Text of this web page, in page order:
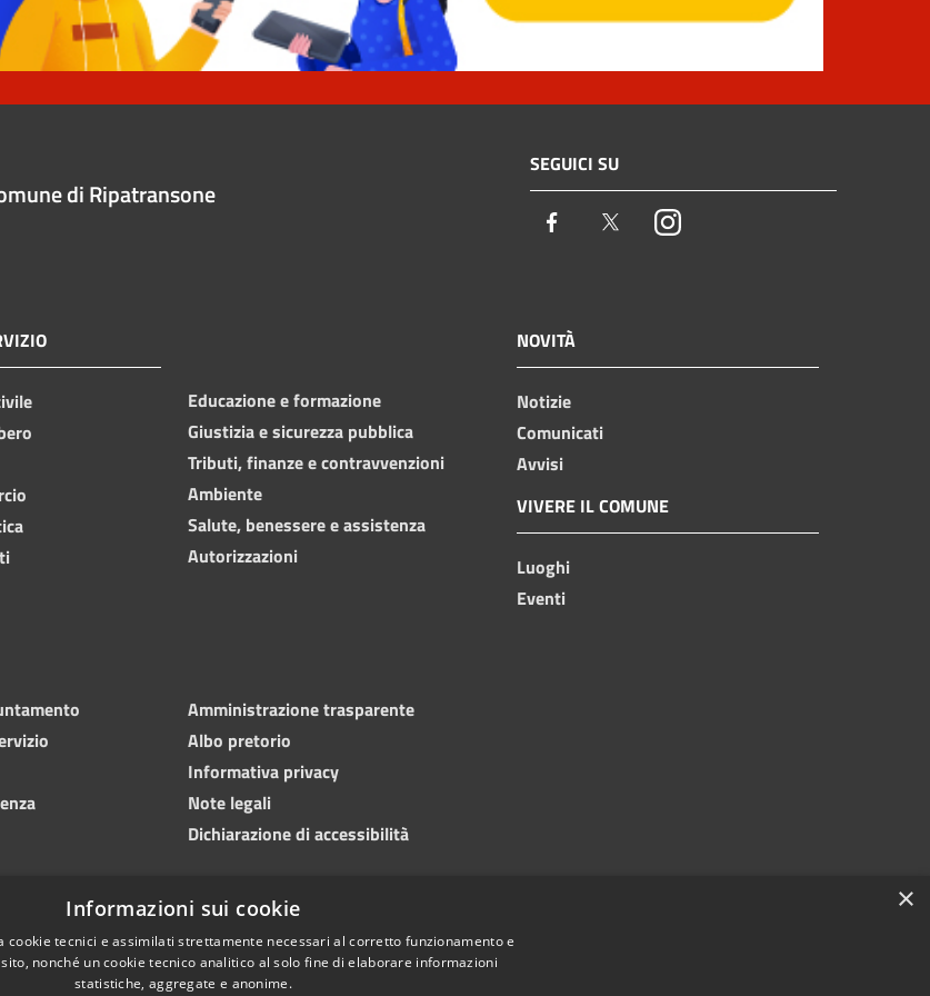
di Ripatransone
SEGUICI SU
Facebook TwitterInstagram
Educazione e formazione
Giustizia e sicurezza pubblica
Tributi, finanze e contravvenzioni
Ambiente
Salute, benessere e assistenza
Autorizzazioni
NOVITÀ
Notizie
Comunicati
Avvisi
VIVERE IL COMUNE
Luoghi
Eventi
Amministrazione trasparente
Albo pretorio
Informativa privacy
Note legali
Dichiarazione di accessibilità
×
Informazioni sui cookie
cookie tecnici e assimilati strettamente necessari al corretto funzionamento e
nonché un cookie tecnico analitico al solo fine di elaborare informazioni
statistiche, aggregate e anonime.